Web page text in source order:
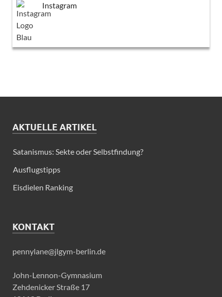
Instagram
AKTUELLE ARTIKEL
Satanismus: Sekte oder Selbstfindung?
Ausflugstipps
Eisdielen Ranking
KONTAKT
pennylane@jlgym-berlin.de
John-Lennon-Gymnasium
Zehdenicker Straße 17